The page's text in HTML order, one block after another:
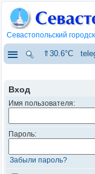
Севастопольский
⇑30.6°C
Вход
Имя пользователя:
Пароль:
Забыли пароль?